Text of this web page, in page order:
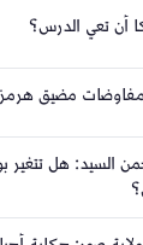
أن تعي الدرس؟
مضيق هرمز
السيد: هل تتغير